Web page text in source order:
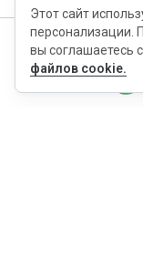
Этот сайт
персонализации.
вы соглашаетесь
файлов cookie.